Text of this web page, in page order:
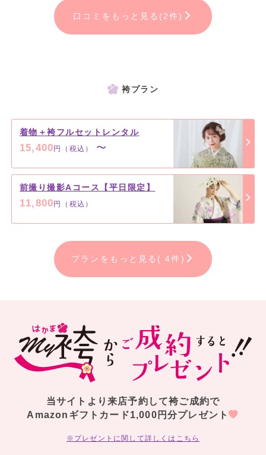
口コミをもっと見る(2件)
袴プラン
着物＋袴フルセットレンタル
15,400円（税込） 〜
前撮り撮影Aコース【平日限定】
11,800円（税込）
プランをもっと見る( 4件)
当サイトより来店予約して袴ご成約で
Amazonギフトカード1,000円分プレゼント
※プレゼントに関して詳しくはこちら